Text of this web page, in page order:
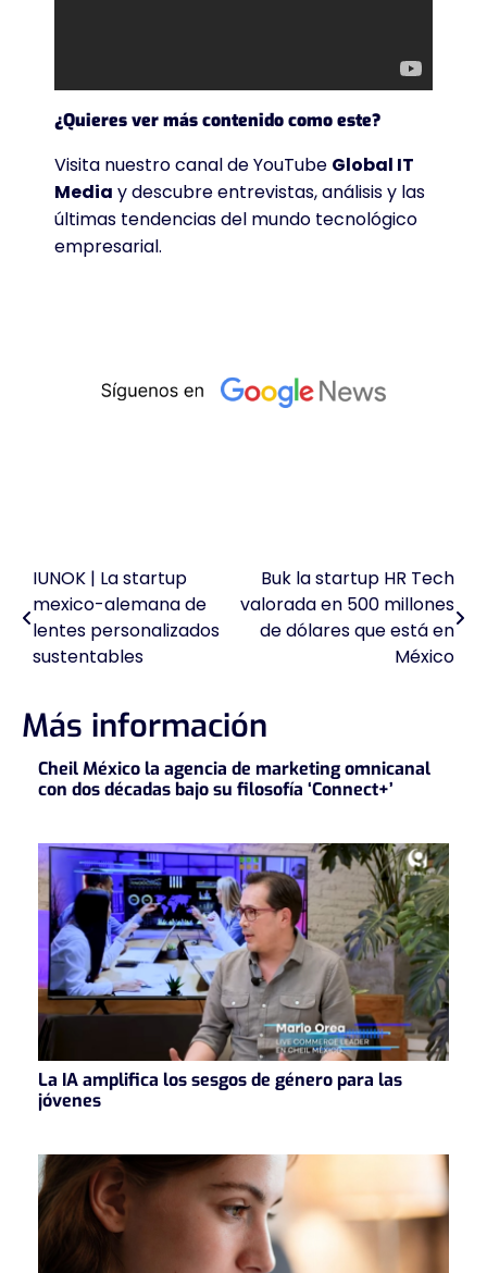
¿Quieres ver más contenido como este?
Visita nuestro canal de YouTube Global IT
Media y descubre entrevistas, análisis y las
últimas tendencias del mundo tecnológico
empresarial.
Navegación
de
entradas
IUNOK | La startup
mexico-alemana de
lentes personalizados
sustentables
Buk la startup HR Tech
valorada en 500 millones
de dólares que está en
México
Más información
Cheil México la agencia de marketing omnicanal
con dos décadas bajo su filosofía ‘Connect+’
La IA amplifica los sesgos de género para las
jóvenes